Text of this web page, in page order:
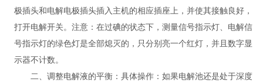
极插头和电解电极插头插入主机的相应插座上，并使其接触良好，
打开电解开关。注意：在过碘的状态下，测量信号指示灯、电解信
号指示灯的绿色灯是全部熄灭的，只分别亮一个红灯，并且数字显
示器不计数。
二、调整电解液的平衡：具体操作：如果电解池还是处于深度